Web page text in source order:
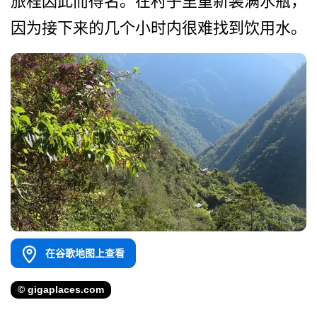
因为接下来的几个小时内很­难找到饮用水。
在谷歌地图上查看
© gigaplaces.com